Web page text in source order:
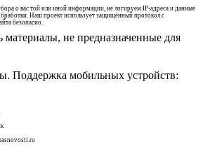
о вас той или иной информации, не логируем IP-адреса и данные
Наш проект использует защищённый протокол с
безопасно.
материалы, не предназначенные для
Поддержка мобильных устройств: